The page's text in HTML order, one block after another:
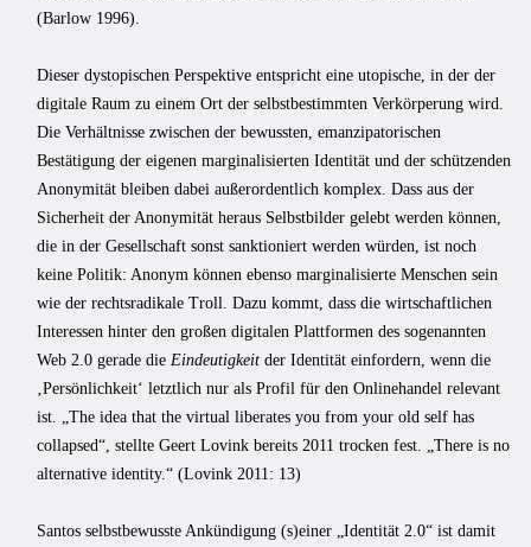
(Barlow 1996).
Dieser dystopischen Perspektive entspricht eine utopische, in der der
digitale Raum zu einem Ort der selbstbestimmten Verkörperung wird.
Die Verhältnisse zwischen der bewussten, emanzipatorischen
Bestätigung der eigenen marginalisierten Identität und der schützenden
Anonymität bleiben dabei außerordentlich komplex. Dass aus der
Sicherheit der Anonymität heraus Selbstbilder gelebt werden können,
die in der Gesellschaft sonst sanktioniert werden würden, ist noch
keine Politik: Anonym können ebenso marginalisierte Menschen sein
wie der rechtsradikale Troll. Dazu kommt, dass die wirtschaftlichen
Interessen hinter den großen digitalen Plattformen des sogenannten
Web 2.0 gerade die Eindeutigkeit der Identität einfordern, wenn die
‚Persönlichkeit‘ letztlich nur als Profil für den Onlinehandel relevant
ist. „The idea that the virtual liberates you from your old self has
collapsed“, stellte Geert Lovink bereits 2011 trocken fest. „There is no
alternative identity.“ (Lovink 2011: 13)
Santos selbstbewusste Ankündigung (s)einer „Identität 2.0“ ist damit